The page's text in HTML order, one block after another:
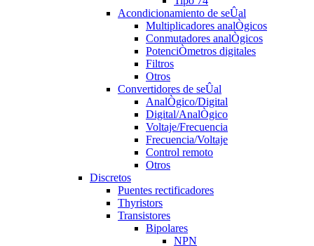
Acondicionamiento de seÛal
Multiplicadores analÒgicos
Conmutadores analÒgicos
PotenciÒmetros digitales
Filtros
Otros
Convertidores de seÛal
AnalÒgico/Digital
Digital/AnalÒgico
Voltaje/Frecuencia
Frecuencia/Voltaje
Control remoto
Otros
Discretos
Puentes rectificadores
Thyristors
Transistores
Bipolares
NPN